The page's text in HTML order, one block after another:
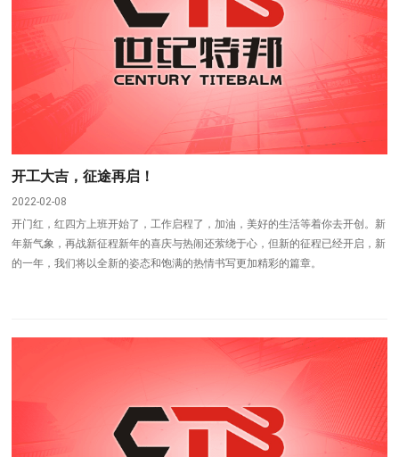
开工大吉，征途再启！
2022-02-08
开门红，红四方上班开始了，工作启程了，加油，美好的生活等着你去开创。新
年新气象，再战新征程新年的喜庆与热闹还萦绕于心，但新的征程已经开启，新
的一年，我们将以全新的姿态和饱满的热情书写更加精彩的篇章。